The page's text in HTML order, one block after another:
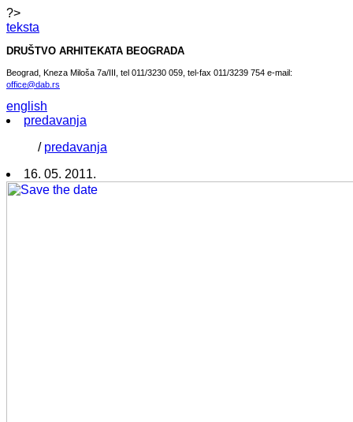
?>
teksta
DRUŠTVO ARHITEKATA BEOGRADA
Beograd, Kneza Miloša 7a/III, tel 011/3230 059, tel-fax 011/3239 754 e-mail:
office@dab.rs
english
predavanja
/ predavanja
16. 05. 2011.